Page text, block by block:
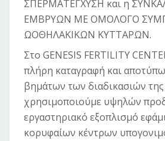
ΣΠΕΡΜΑΤΕΓΧΥΣΗ και η
ΕΜΒΡΥΩΝ ΜΕ ΟΜΟΛΟΓΟ
ΩΟΘΗΛΑΚΙΚΩΝ ΚΥΤΤΑΡΩΝ.
Στο GENESIS FERTILITY
πλήρη καταγραφή και
βημάτων των διαδικασιών της
χρησιμοποιούμε υψηλών
εργαστηριακό εξοπλισμό
κορυφαίων κέντρων